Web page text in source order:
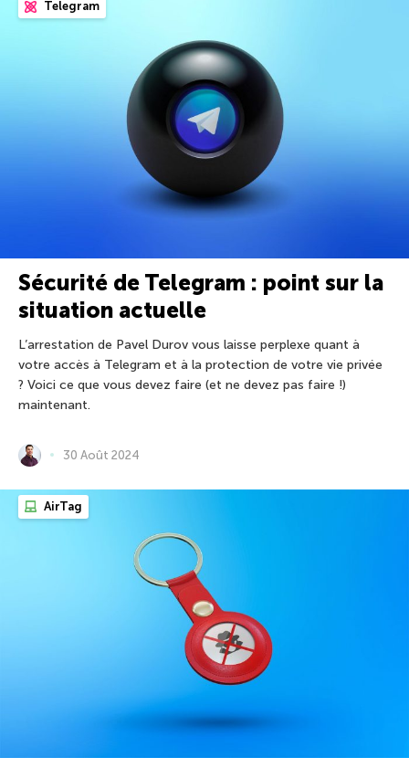
Telegram
Sécurité de Telegram : point sur la
situation actuelle
L’arrestation de Pavel Durov vous laisse perplexe quant à
votre accès à Telegram et à la protection de votre vie privée
? Voici ce que vous devez faire (et ne devez pas faire !)
maintenant.
30 Août 2024
AirTag